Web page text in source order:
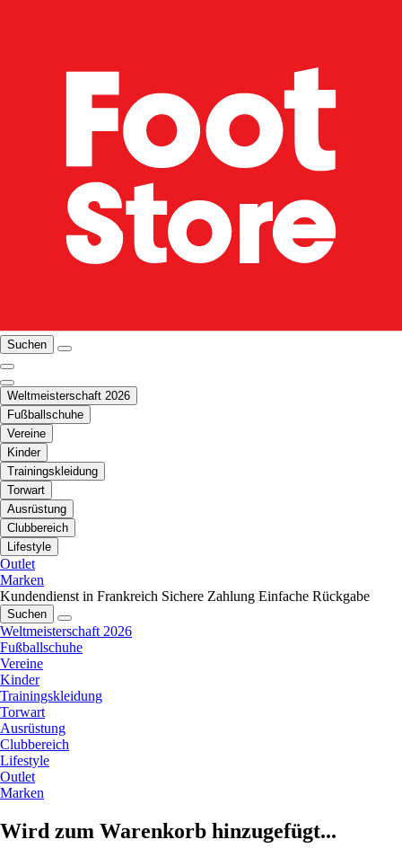
Suchen
Weltmeisterschaft 2026
Fußballschuhe
Vereine
Kinder
Trainingskleidung
Torwart
Ausrüstung
Clubbereich
Lifestyle
Outlet
Marken
Kundendienst in Frankreich Sichere Zahlung Einfache Rückgabe
Suchen
Weltmeisterschaft 2026
Fußballschuhe
Vereine
Kinder
Trainingskleidung
Torwart
Ausrüstung
Clubbereich
Lifestyle
Outlet
Marken
Wird zum Warenkorb hinzugefügt...